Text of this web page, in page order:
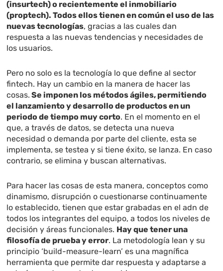
(insurtech) o recientemente el inmobiliario
(proptech). Todos ellos tienen en común el uso de las
nuevas tecnologías, gracias a las cuales dan
respuesta a las nuevas tendencias y necesidades de
los usuarios.
Pero no solo es la tecnología lo que define al sector
fintech. Hay un cambio en la manera de hacer las
cosas. Se imponen los métodos ágiles, permitiendo
el lanzamiento y desarrollo de productos en un
periodo de tiempo muy corto. En el momento en el
que, a través de datos, se detecta una nueva
necesidad o demanda por parte del cliente, esta se
implementa, se testea y si tiene éxito, se lanza. En caso
contrario, se elimina y buscan alternativas.
Para hacer las cosas de esta manera, conceptos como
dinamismo, disrupción o cuestionarse continuamente
lo establecido, tienen que estar grabadas en el adn de
todos los integrantes del equipo, a todos los niveles de
decisión y áreas funcionales. Hay que tener una
filosofía de prueba y error. La metodología lean y su
principio ‘build-measure-learn’ es una magnífica
herramienta que permite dar respuesta y adaptarse a